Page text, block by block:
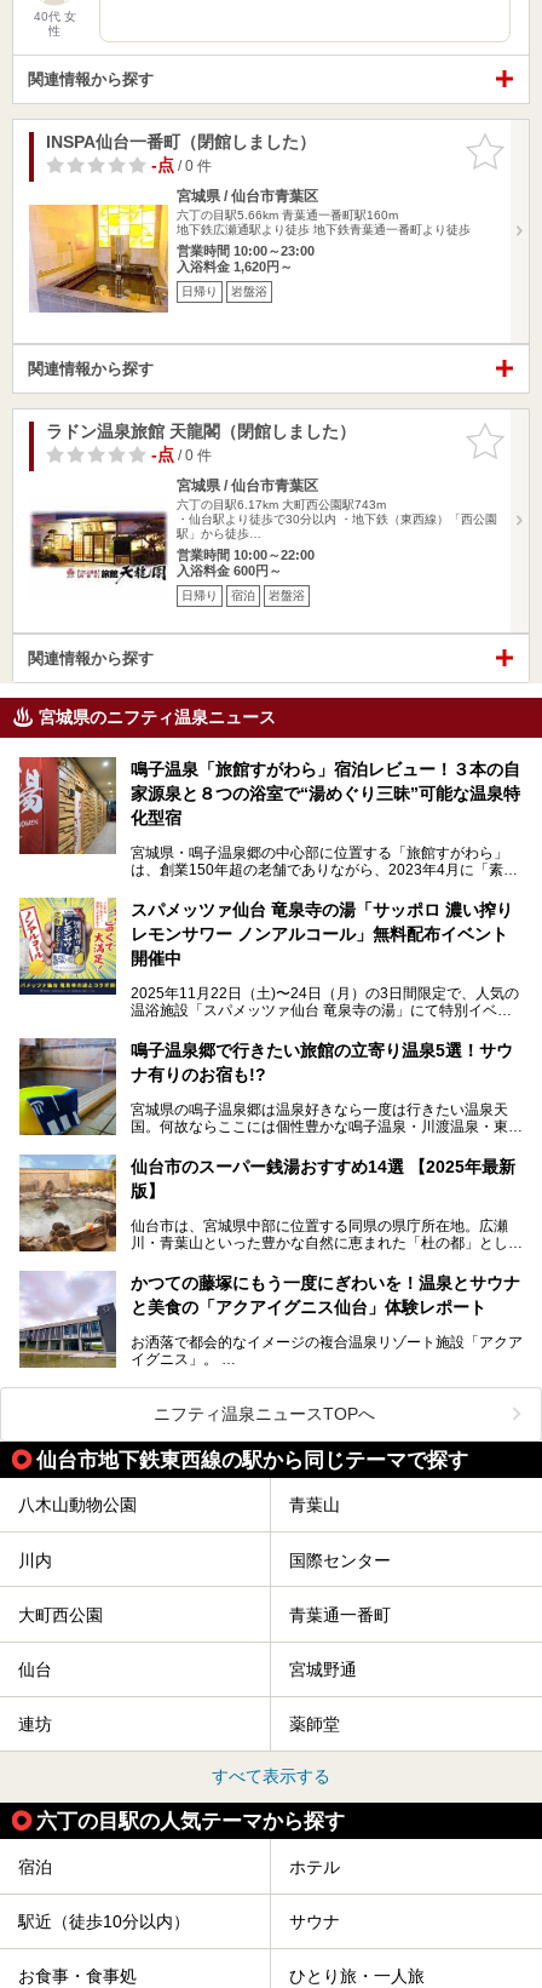
40代 女
性
関連情報から探す
お気に入
りに追加
INSPA仙台一番町（閉館しました）
-点/ 0 件
宮城県 / 仙台市青葉区
六丁の目駅5.66km 青葉通一番町駅160m
地下鉄広瀬通駅より徒歩 地下鉄青葉通一番町より徒歩
営業時間 10:00～23:00
入浴料金 1,620円～
日帰り 岩盤浴
関連情報から探す
お気に入
りに追加
ラドン温泉旅館 天龍閣（閉館しました）
-点/ 0 件
宮城県 / 仙台市青葉区
六丁の目駅6.17km 大町西公園駅743m
・仙台駅より徒歩で30分以内 ・地下鉄（東西線）「西公園
駅」から徒歩…
営業時間 10:00～22:00
入浴料金 600円～
日帰り 宿泊 岩盤浴
関連情報から探す
宮城県のニフティ温泉ニュース
鳴子温泉「旅館すがわら」宿泊レビュー！３本の自
家源泉と８つの浴室で“湯めぐり三昧”可能な温泉特
化型宿
宮城県・鳴子温泉郷の中心部に位置する「旅館すがわら」
は、創業150年超の老舗でありながら、2023年4月に「素泊
を利用したサウナも新設され、温泉ファン・サウナ―双方に
注目のスポットです。
特筆すべきは、館内で完結する圧倒的な「湯めぐり」のバリ
エーション。“温泉のデパート”・“東の横綱”と称される鳴子
温泉郷の中でも、3本の異なる自家源泉を使い分けるその実
力は折り紙付き。実際に宿泊した筆者が、“温泉”を中心にそ
の全貌を詳細レビューします！
スパメッツァ仙台 竜泉寺の湯「サッポロ 濃い搾り
レモンサワー ノンアルコール」無料配布イベント
開催中
2025年11月22日（土)〜24日（月）の3日間限定で、人気の
温浴施設「スパメッツァ仙台 竜泉寺の湯」にて特別イベン
「サッポロ 濃い搾りレモンサワー ノンアルコール」を無料
配布します。さらにSNS投稿で「サッポロ 濃い搾りグレフ
ルサワー ノンアルコール」もプレゼント。湯上がりにぴっ
ー
提供元：サッポロビール【PR】
鳴子温泉郷で行きたい旅館の立寄り温泉5選！サウ
ナ有りのお宿も!?
宮城県の鳴子温泉郷は温泉好きなら一度は行きたい温泉天
国。何故ならここには個性豊かな鳴子温泉・川渡温泉・東鳴
硫黄泉、塩化物泉、硫酸塩泉、炭酸水素塩泉などと多様な泉
質がそろっているからです。
の旅館・ホテルも立ち寄り入浴に門戸を開いてくれていま
す。
今回はそんな旅館の中から、おすすめしたい5ヶ所の温泉を
セレクトしてみました。うち3ヶ所はサウナも楽しめます。
仙台市のスーパー銭湯おすすめ14選 【2025年最新
版】
仙台市は、宮城県中部に位置する同県の県庁所在地。広瀬
川・青葉山といった豊かな自然に恵まれた「杜の都」として
人気です。新幹線を使えば都心から1時間30分とアクセスも
よく、気軽に訪れやすい地方都市の1つです。
仙台牛タンなどを堪能するグルメ旅や、スポーツ観戦の遠征
時などに利用しやすい温浴施設がたくさんありますよ。
かつての藤塚にもう一度にぎわいを！温泉とサウナ
と美食の「アクアイグニス仙台」体験レポート
お洒落で都会的なイメージの複合温泉リゾート施設「アクア
イグニス」。
関西空港や吉川美南（埼玉県）に続いて仙台市若林区に202
2年4月にオープンした「アクアイグニス仙台」は、日帰り
温泉の「藤塚の湯」、マルシェ リアン、和食「笠庵」、イ
タリアン「グリーチネ」、ベーカリー「マリアージュ ドゥ
ファリーヌ」、スイーツの「コンフィチュール アッシュ」
と「ル ショコラ ドゥ アッシュ」、そしてカフェ「猿田彦珈
琲」と話題のお店が勢ぞろい！
この「アクアイグニス仙台」の魅力を探りにお出かけしてき
ニフティ温泉ニュースTOPへ
仙台市地下鉄東西線の駅から同じテーマで探す
八木山動物公園 青葉山
川内 国際センター
大町西公園 青葉通一番町
仙台 宮城野通
連坊 薬師堂
すべて表示する
六丁の目駅の人気テーマから探す
宿泊 ホテル
駅近（徒歩10分以内） サウナ
お食事・食事処 ひとり旅・一人旅